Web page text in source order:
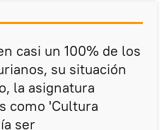
casi un 100% de los
su situación
la asignatura
como 'Cultura
ser